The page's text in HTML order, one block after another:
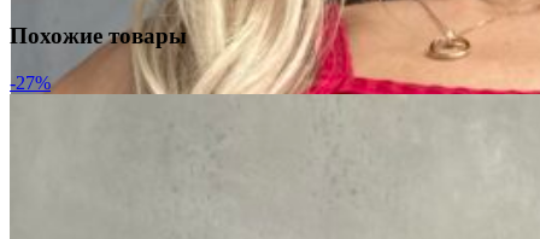
Похожие товары
-27%